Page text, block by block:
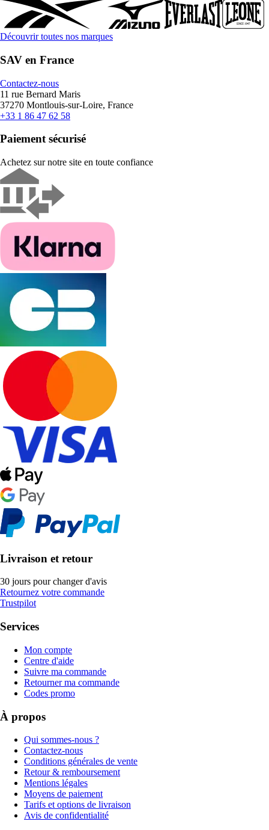
Découvrir toutes nos marques
SAV en France
Contactez-nous
11 rue Bernard Maris
37270 Montlouis-sur-Loire, France
+33 1 86 47 62 58
Paiement sécurisé
Achetez sur notre site en toute confiance
Livraison et retour
30 jours pour changer d'avis
Retournez votre commande
Trustpilot
Services
Mon compte
Centre d'aide
Suivre ma commande
Retourner ma commande
Codes promo
À propos
Qui sommes-nous ?
Contactez-nous
Conditions générales de vente
Retour & remboursement
Mentions légales
Moyens de paiement
Tarifs et options de livraison
Avis de confidentialité